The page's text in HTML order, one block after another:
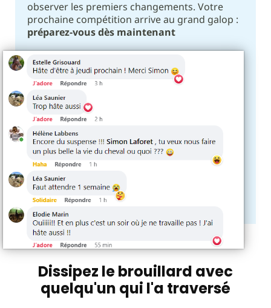
observer les premiers changements. Votre
prochaine compétition arrive au grand galop :
préparez-vous dès maintenant
Dissipez le brouillard avec
quelqu'un qui l'a traversé